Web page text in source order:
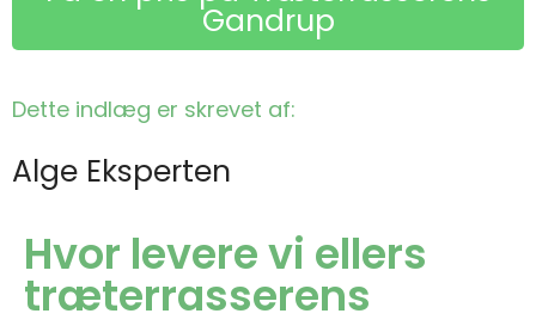
Gandrup
Dette indlæg er skrevet af:
Alge Eksperten
Hvor levere vi ellers
træterrasserens